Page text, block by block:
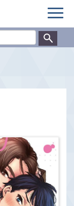
品
ナ
ゲ